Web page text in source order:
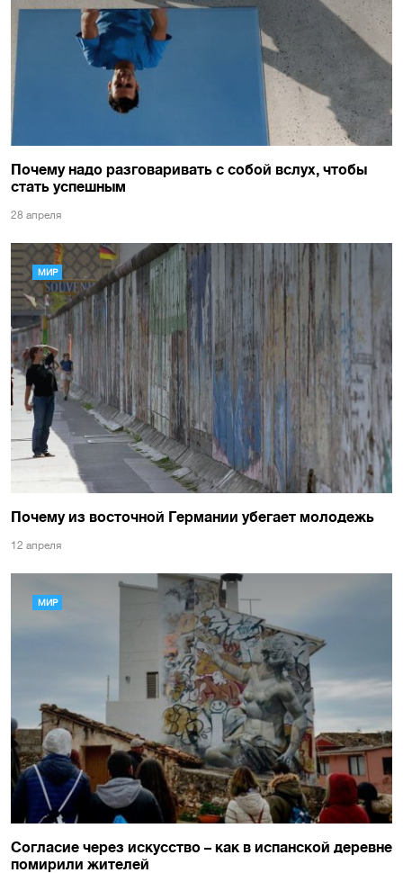
Почему надо разговаривать с собой вслух, чтобы
стать успешным
28 апреля
МИР
Почему из восточной Германии убегает молодежь
12 апреля
МИР
Согласие через искусство – как в испанской деревне
помирили жителей